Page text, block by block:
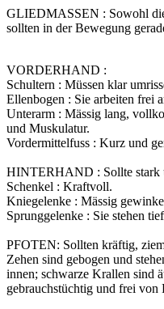
GLIEDMASSEN : Sowohl
sollten in der Bewegung
VORDERHAND :
Schultern : Müssen klar
Ellenbogen : Sie arbeiten frei
Unterarm : Mässig lang,
und Muskulatur.
Vordermittelfuss : Kurz und
HINTERHAND : Sollte stark
Schenkel : Kraftvoll.
Kniegelenke : Mässig
Sprunggelenke : Sie stehen
PFOTEN: Sollten kräftig,
Zehen sind gebogen und
innen; schwarze Krallen sind
gebrauchstüchtig und frei von